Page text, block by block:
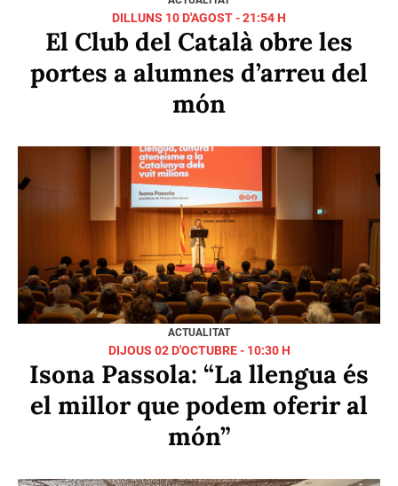
DIMECRES 30 DE JULIOL - 15:56 H
Teixint vincles entre ateneus:
l’equip TàndEM de l’Ateneo de
Madrid visita l’Ateneu
Barcelonès